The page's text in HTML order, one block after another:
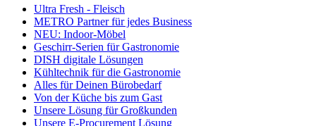
Ultra Fresh - Fleisch
METRO Partner für jedes Business
NEU: Indoor-Möbel
Geschirr-Serien für Gastronomie
DISH digitale Lösungen
Kühltechnik für die Gastronomie
Alles für Deinen Bürobedarf
Von der Küche bis zum Gast
Unsere Lösung für Großkunden
Unsere E-Procurement Lösung